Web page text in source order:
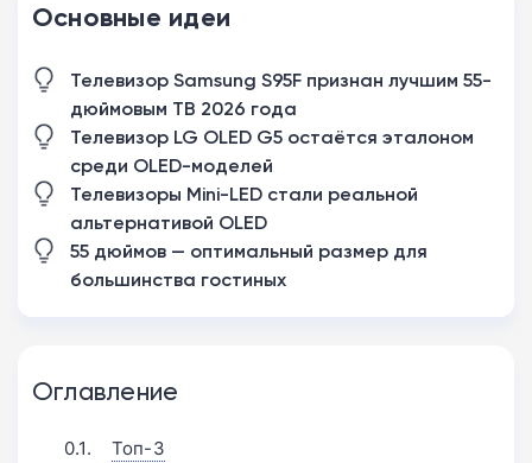
Основные идеи
Телевизор Samsung S95F признан лучшим 55-
дюймовым ТВ 2026 года
Телевизор LG OLED G5 остаётся эталоном
среди OLED-моделей
Телевизоры Mini-LED стали реальной
альтернативой OLED
55 дюймов — оптимальный размер для
большинства гостиных
Оглавление
Топ-3